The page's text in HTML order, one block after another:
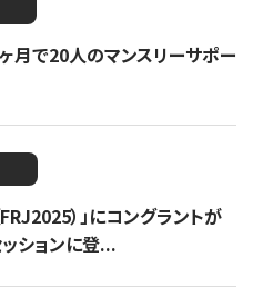
月で20人のマンスリーサポー
）」にコングラントが
ションに登...